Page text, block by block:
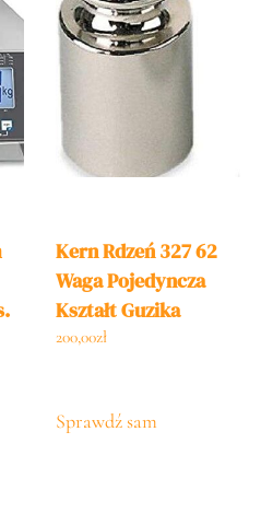
Kern Rdzeń 327 62
Waga Pojedyncza
Kształt Guzika
Mosiądz Niklowany
200,00zł
Sprawdź sam